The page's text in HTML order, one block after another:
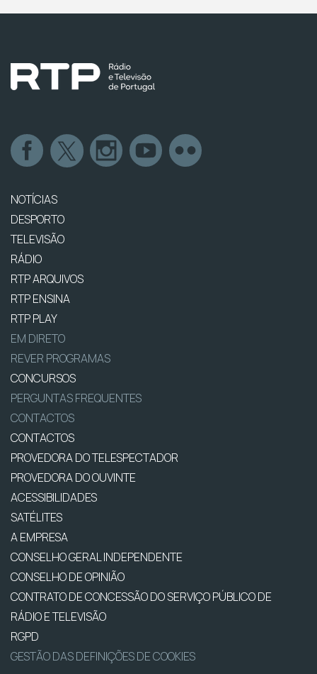
NOTÍCIAS
DESPORTO
TELEVISÃO
RÁDIO
RTP ARQUIVOS
RTP ENSINA
RTP PLAY
EM DIRETO
REVER PROGRAMAS
CONCURSOS
PERGUNTAS FREQUENTES
CONTACTOS
CONTACTOS
PROVEDORA DO TELESPECTADOR
PROVEDORA DO OUVINTE
ACESSIBILIDADES
SATÉLITES
A EMPRESA
CONSELHO GERAL INDEPENDENTE
CONSELHO DE OPINIÃO
CONTRATO DE CONCESSÃO DO SERVIÇO PÚBLICO DE
RÁDIO E TELEVISÃO
RGPD
GESTÃO DAS DEFINIÇÕES DE COOKIES